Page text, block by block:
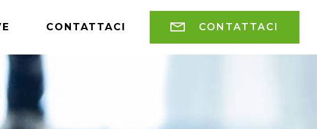
CONTATTACI CONTATTACI